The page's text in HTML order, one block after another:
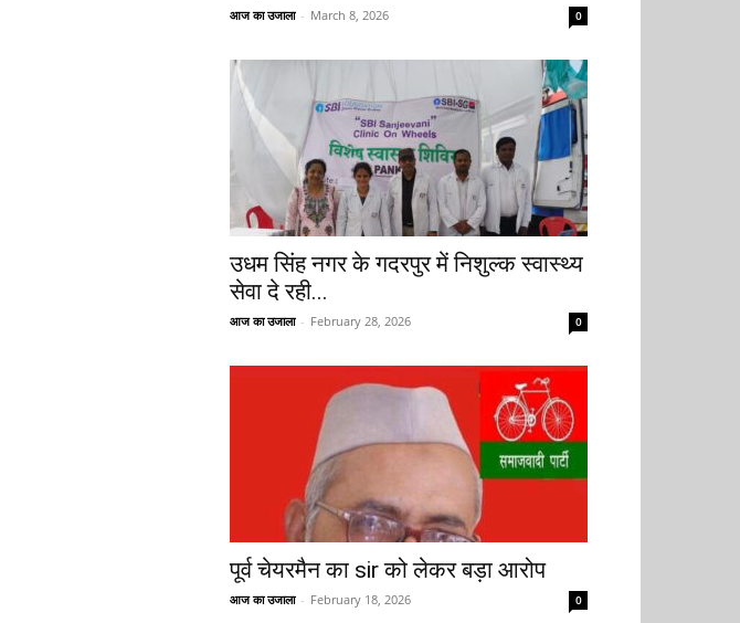
आज का उजाला - March 8, 2026 0
उधम सिंह नगर के गदरपुर में निशुल्क स्वास्थ्य
सेवा दे रही...
आज का उजाला - February 28, 2026 0
पूर्व चेयरमैन का sir को लेकर बड़ा आरोप
आज का उजाला - February 18, 2026 0